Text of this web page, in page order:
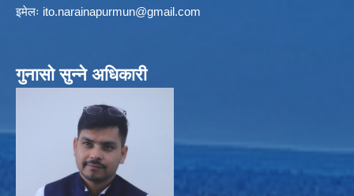
इमेलः ito.narainapurmun@gmail.com
गुनासो सुन्ने अधिकारी